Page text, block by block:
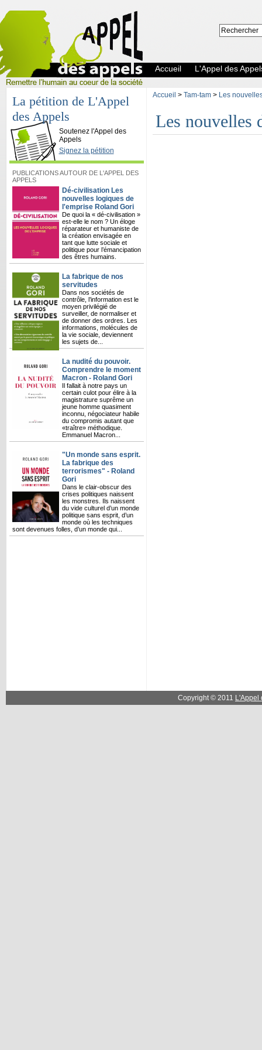
L'Appel des Appels
Accueil L'Appel des
La pétition de L'Appel
des Appels
Soutenez l'Appel des
Appels
Signez la pétition
PUBLICATIONS AUTOUR DE L'APPEL DES
APPELS
Dé-civilisation Les
nouvelles logiques de
l'emprise Roland Gori
De quoi la « dé-civilisation »
est-elle le nom ? Un éloge
réparateur et humaniste de
la création envisagée en
tant que lutte sociale et
politique pour l’émancipation
des êtres humains.
La fabrique de nos
servitudes
Dans nos sociétés de
contrôle, l’information est le
moyen privilégié de
surveiller, de normaliser et
de donner des ordres. Les
informations, molécules de
la vie sociale, deviennent
les sujets de...
La nudité du pouvoir.
Comprendre le moment
Macron - Roland Gori
Il fallait à notre pays un
certain culot pour élire à la
magistrature suprême un
jeune homme quasiment
inconnu, négociateur habile
du compromis autant que
«traître» méthodique.
Emmanuel Macron...
"Un monde sans esprit.
La fabrique des
terrorismes" - Roland
Gori
Dans le clair-obscur des
crises politiques naissent
les monstres. Ils naissent
du vide culturel d’un monde
politique sans esprit, d’un
monde où les techniques
sont devenues folles, d’un monde qui...
Accueil > Tam-tam> Les
Les nouvelles
Copyright © 2011 L'Appel